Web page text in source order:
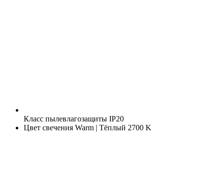
Класс пылевлагозащиты IP20
Цвет свечения Warm | Тёплый 2700 K